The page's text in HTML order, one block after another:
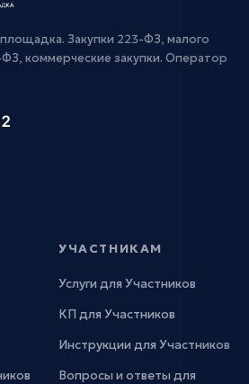
Закупки 223-ФЗ, малого
коммерческие закупки. Оператор
УЧАСТНИКАМ
Услуги для Участников
КП для Участников
Инструкции для Участников
Вопросы и ответы для